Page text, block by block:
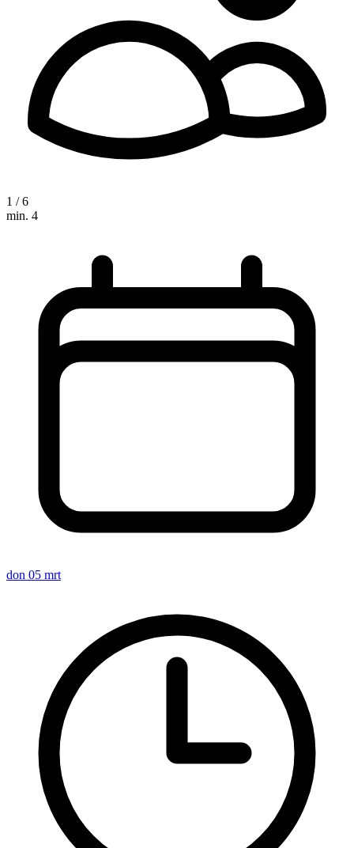
1 / 6
min. 4
don 05 mrt